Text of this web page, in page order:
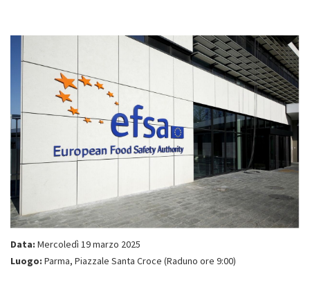
Data: Mercoledì 19 marzo 2025
Luogo: Parma, Piazzale Santa Croce (Raduno ore 9:00)